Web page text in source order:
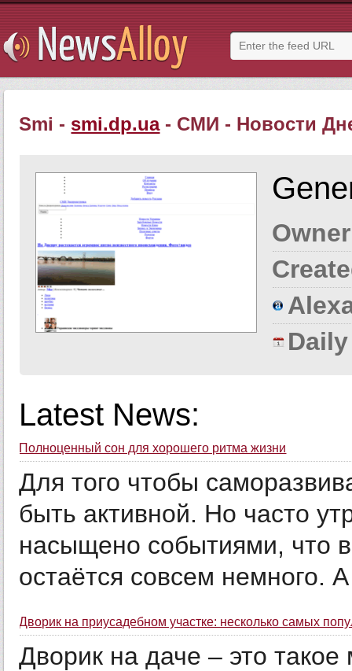
Smi - smi.dp.ua- СМИ - Новости
Latest News:
Полноценный сон для хорошего ритма жизни
Для того чтобы
быть активной. Но часто
насыщено событиями, что
остаётся совсем немного.
Дворик на приусадебном участке: несколько самых
Дворик на даче – это